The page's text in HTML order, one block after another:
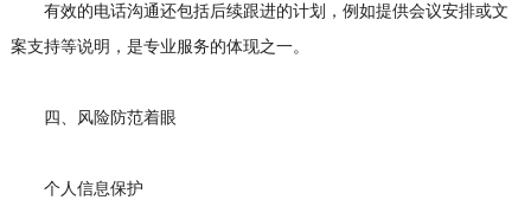
有效的电话沟通还包括后续跟进的计划，例如提供会议安排或文
案支持等说明，是专业服务的体现之一。
四、风险防范着眼
个人信息保护